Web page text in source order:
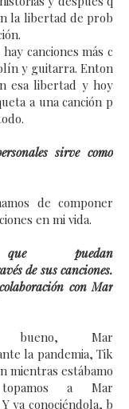
la libertad de prob
canciones más c
y guitarra. Enton
esa libertad y hoy
a una canción p
sirve como
de componer
en mi vida.
puedan
de sus canciones.
con Mar
Mar
la pandemia, Tik
mientras estábamo
a Mar
ya conociéndola, b